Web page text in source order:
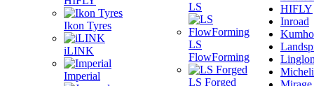
Ikon Tyres
iLINK
Imperial
LS
LS
FlowForming
LS Forged
HIFLY
Inroad
Kumho